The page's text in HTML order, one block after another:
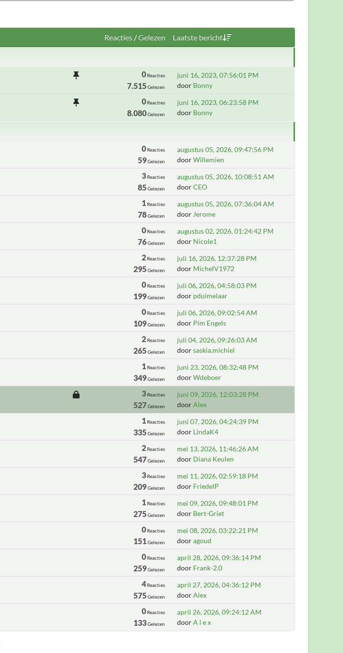
Reacties/Gelezen Laatste bericht
0Reacties
7.515Gelezen
juni 16, 2023, 07:56:01 PM
door Bonny
0Reacties
8.080Gelezen
juni 16, 2023, 06:23:58 PM
door Bonny
0 Reacties
59Gelezen
augustus 05, 2026, 09:47:56 PM
doorWillemien
3 Reacties
85Gelezen
augustus 05, 2026, 10:08:51 AM
doorCEO
1 Reacties
78Gelezen
augustus 05, 2026, 07:36:04 AM
door Jerome
0 Reacties
76Gelezen
augustus 02, 2026, 01:24:42 PM
door Nicole1
2 Reacties
295Gelezen
juli 16, 2026, 12:37:28 PM
door MichelV1972
0 Reacties
199Gelezen
juli 06, 2026, 04:58:03 PM
door pduimelaar
0 Reacties
109Gelezen
juli 06, 2026, 09:02:54 AM
door Pim Engels
2 Reacties
265Gelezen
juli 04, 2026, 09:26:03 AM
doorsaskia.michiel
1 Reacties
349Gelezen
juni 23, 2026, 08:32:48 PM
doorWdeboer
3 Reacties
527Gelezen
juni 09, 2026, 12:03:28 PM
doorAlex
1 Reacties
335Gelezen
juni 07, 2026, 04:24:39 PM
door LindaK4
2 Reacties
547Gelezen
mei 13, 2026, 11:46:26 AM
door Diana Keulen
3 Reacties
209Gelezen
mei 11, 2026, 02:59:18 PM
door FriedelP
1 Reacties
275Gelezen
mei 09, 2026, 09:48:01 PM
door Bert-Griet
0 Reacties
151Gelezen
mei 08, 2026, 03:22:21 PM
dooragoud
0 Reacties
259Gelezen
april 28, 2026, 09:36:14 PM
door Frank-2.0
4 Reacties
575Gelezen
april 27, 2026, 04:36:12 PM
doorAlex
0 Reacties
133Gelezen
april 26, 2026, 09:24:12 AM
doorA l e x